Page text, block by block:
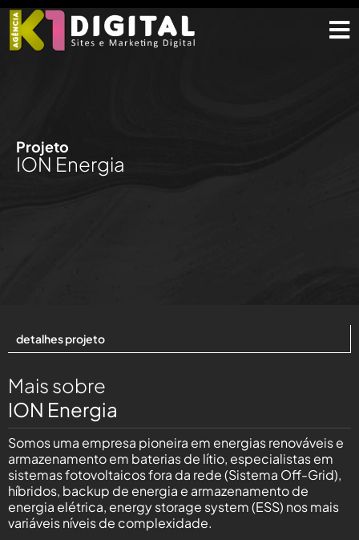
Projeto
ION Energia
detalhes projeto
Mais sobre
ION Energia
Somos uma empresa pioneira em energias renováveis e
armazenamento em baterias de lítio, especialistas em
sistemas fotovoltaicos fora da rede (Sistema Off-Grid),
híbridos, backup de energia e armazenamento de
energia elétrica, energy storage system (ESS) nos mais
variáveis níveis de complexidade.